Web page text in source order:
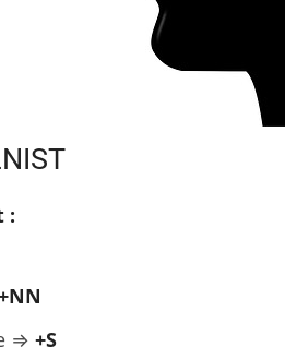
:
⇒ +S